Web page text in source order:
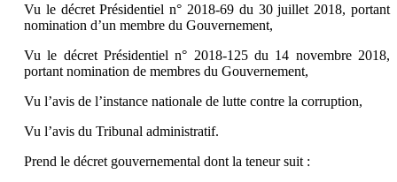
Vu le décret Présidentiel n° 2018-69 du 30 juillet 2018, portant
nomination d’un membre du Gouvernement,
Vu le décret Présidentiel n° 2018-125 du 14 novembre 2018,
portant nomination de membres du Gouvernement,
Vu l’avis de l’instance nationale de lutte contre la corruption,
Vu l’avis du Tribunal administratif.
Prend le décret gouvernemental dont la teneur suit :